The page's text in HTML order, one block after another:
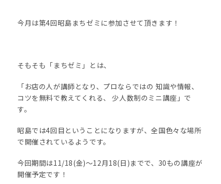
今月は第4回昭島まちゼミに参加させて頂きます！
そもそも「まちゼミ」とは、
「お店の人が講師となり、プロならではの 知識や情報、
コツを無料で教えてくれる、 少人数制のミニ講座」で
す。
昭島では4回目ということになりますが、全国色々な場所
で開催されているようです。
今回期間は11/18(金)〜12月18(日)までで、30もの講座が
開催予定です！